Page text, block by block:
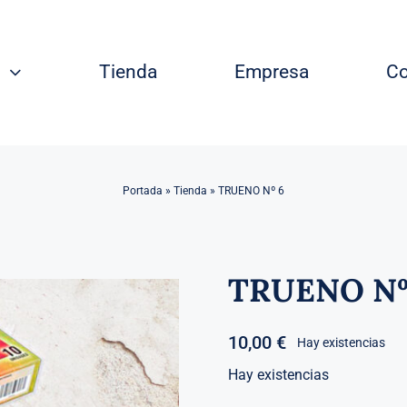
Tienda Empresa
Portada » Tienda » TRUENO Nº 6
TRUENO
10,00 € Hay existencias
Hay existencias